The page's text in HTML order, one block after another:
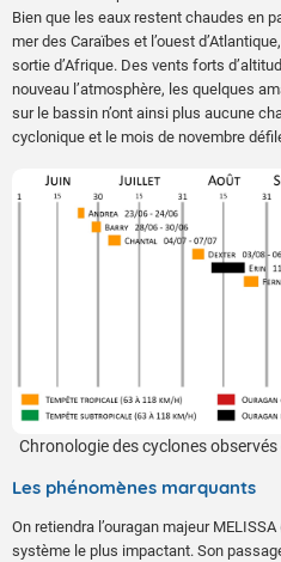
Bien que les eaux restent chaudes en
mer des Caraïbes et l’ouest
sortie d’Afrique. Des vents forts
nouveau l’atmosphère, les quelques
sur le bassin n’ont ainsi plus aucune
cyclonique et le mois de novembre
Chronologie des cyclones
Les phénomènes marquants
On retiendra l’ouragan majeur
système le plus impactant. Son